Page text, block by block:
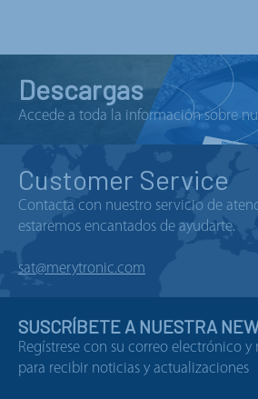
Descargas
Accede a toda la información sobre
Customer Service
Contacta con nuestro servicio de
estaremos encantados de ayudarte.
sat@merytronic.com
SUSCRÍBETE A NUESTRA
Regístrese con su correo electrónico
para recibir noticias y actualizaciones